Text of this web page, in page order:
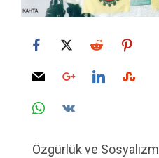
Özgürlük ve Sosyalizm